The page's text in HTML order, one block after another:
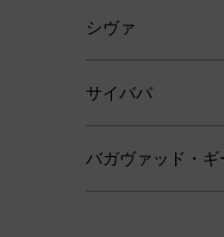
シヴァ
サイババ
バガヴァッド・ギ